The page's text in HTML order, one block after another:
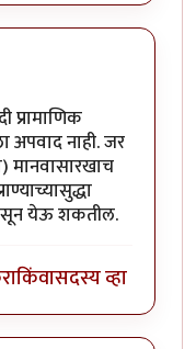
विहारि
प्रामाणिक
अपवाद नाही. जर
मानवासारखाच
दिसून येऊ शकतील.
किंवासदस्य व्हा